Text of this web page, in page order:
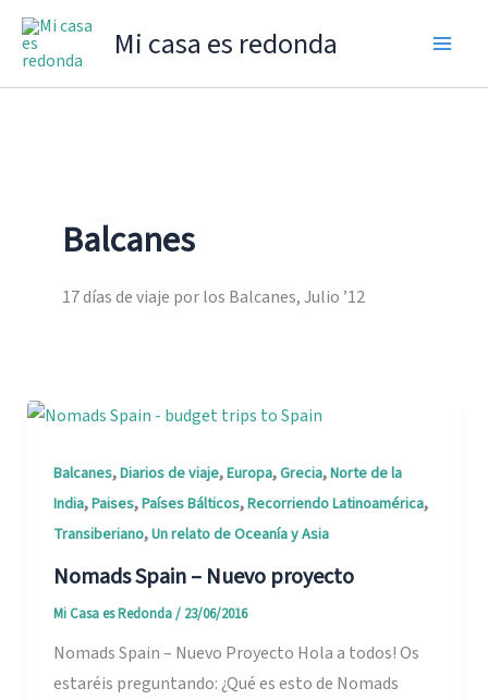
Mi casa es redonda
Balcanes
17 días de viaje por los Balcanes, Julio ’12
Balcanes,Diarios de viaje,Europa,Grecia,Norte de la
India,Paises,Países Bálticos,Recorriendo Latinoamérica,
Transiberiano,Un relato de Oceanía y Asia
Nomads Spain – Nuevo proyecto
Mi Casa es Redonda/ 23/06/2016
Nomads Spain – Nuevo Proyecto Hola a todos! Os
estaréis preguntando: ¿Qué es esto de Nomads